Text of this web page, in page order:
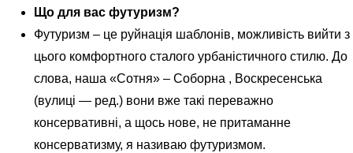
Що для вас футуризм?
Футуризм – це руйнація шаблонів, можливість вийти з
цього комфортного сталого урбаністичного стилю. До
слова, наша «Сотня» – Соборна , Воскресенська
(вулиці — ред.) вони вже такі переважно
консервативні, а щось нове, не притаманне
консерватизму, я називаю футуризмом.